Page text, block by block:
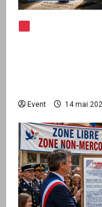
Event 14 mai